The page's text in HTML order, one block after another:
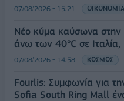
07/08/2026 - 15:21 ΟΙΚΟΝΟΜΙΑ
Νέο κύμα καύσωνα
άνω των 40°C σε Ιταλία,
07/08/2026 - 14:58 ΚΟΣΜΟΣ
Fourlis: Συμφωνία για
Sofia South Ring Mall